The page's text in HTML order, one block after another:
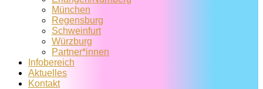
München
Regensburg
Schweinfurt
Würzburg
Partner*innen
Infobereich
Aktuelles
Kontakt